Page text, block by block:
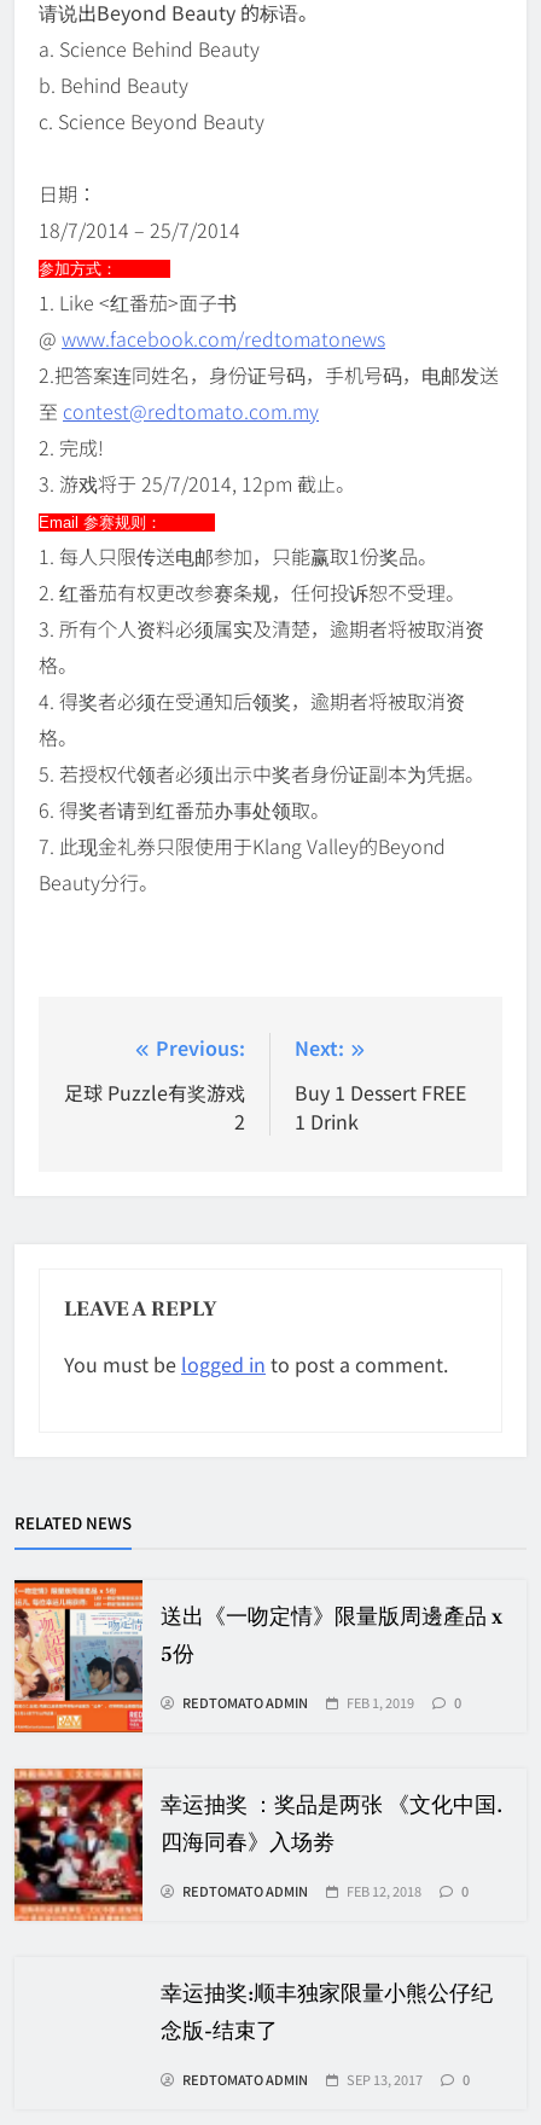
请说出Beyond Beauty 的标语。
a. Science Behind Beauty
b. Behind Beauty
c. Science Beyond Beauty
日期：
18/7/2014 – 25/7/2014
参加方式：
1. Like <红番茄>面子书
@ www.facebook.com/redtomatonews
2.把答案连同姓名，身份证号码，手机号码，电邮发送
至 contest@redtomato.com.my
2. 完成!
3. 游戏将于 25/7/2014, 12pm 截止。
Email 参赛规则：
1. 每人只限传送电邮参加，只能赢取1份奖品。
2. 红番茄有权更改参赛条规，任何投诉恕不受理。
3. 所有个人资料必须属实及清楚，逾期者将被取消资
格。
4. 得奖者必须在受通知后领奖，逾期者将被取消资
格。
5. 若授权代领者必须出示中奖者身份证副本为凭据。
6. 得奖者请到红番茄办事处领取。
7. 此现金礼券只限使用于Klang Valley的Beyond
Beauty分行。
navigation
Previous:
足球 Puzzle有奖游戏
2
Next:
Buy 1 Dessert FREE
1 Drink
LEAVE A REPLY
You must be logged in to post a comment.
RELATED NEWS
送出《一吻定情》限量版周邊產品 x
5份
REDTOMATO ADMIN FEB 1, 2019 0
幸运抽奖 ：奖品是两张 《文化中国.
四海同春》入场劵
REDTOMATO ADMIN FEB 12, 2018 0
幸运抽奖:顺丰独家限量小熊公仔纪
念版-结束了
REDTOMATO ADMIN SEP 13, 2017 0